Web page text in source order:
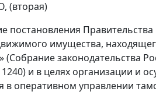
(вторая)
постановления
имущества,
(Собрание законодательства
1240) и в целях организации
в оперативном управлении